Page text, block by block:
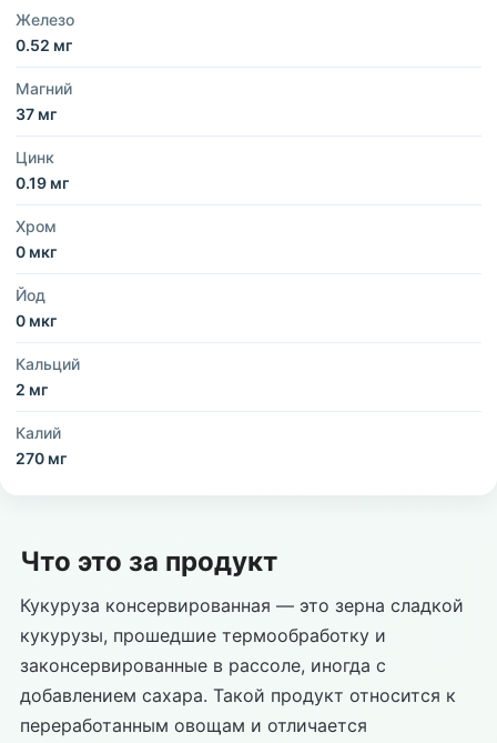
Железо
0.52 мг
Магний
37 мг
Цинк
0.19 мг
Хром
0 мкг
Йод
0 мкг
Кальций
2 мг
Калий
270 мг
Что это за продукт
Кукуруза консервированная — это зерна сладкой
кукурузы, прошедшие термообработку и
законсервированные в рассоле, иногда с
добавлением сахара. Такой продукт относится к
переработанным овощам и отличается